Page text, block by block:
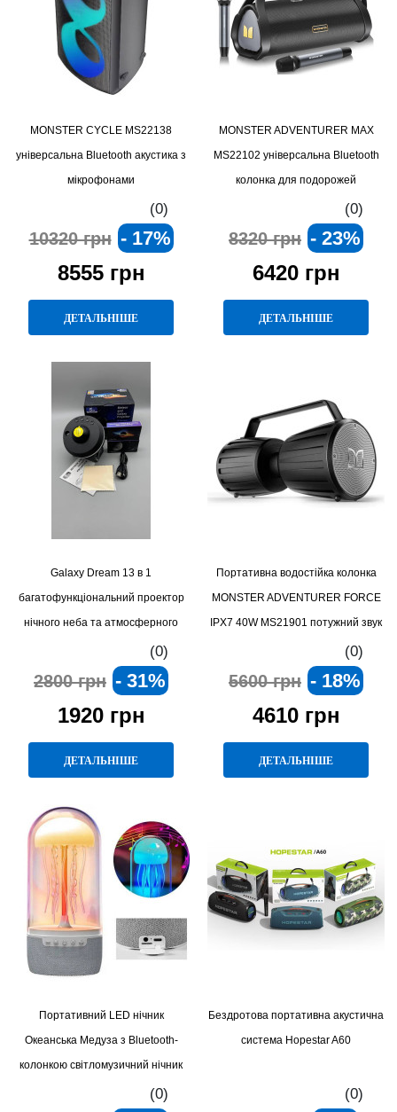
MONSTER CYCLE MS22138
універсальна Bluetooth акустика з
мікрофонами
(0)
10320 грн - 17%
8555 грн
ДЕТАЛЬНІШЕ
MONSTER ADVENTURER MAX
MS22102 універсальна Bluetooth
колонка для подорожей
(0)
8320 грн - 23%
6420 грн
ДЕТАЛЬНІШЕ
Galaxy Dream 13 в 1
багатофункціональний проектор
нічного неба та атмосферного
(0)
2800 грн - 31%
1920 грн
ДЕТАЛЬНІШЕ
Портативна водостійка колонка
MONSTER ADVENTURER FORCE
IPX7 40W MS21901 потужний звук
(0)
5600 грн - 18%
4610 грн
ДЕТАЛЬНІШЕ
Портативний LED нічник
Океанська Медуза з Bluetooth-
колонкою світломузичний нічник
для релаксу, сну та атмосфери
(0)
Бездротова портативна акустична
система Hopestar A60
(0)